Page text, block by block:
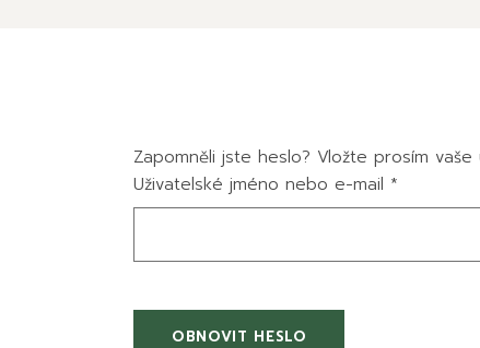
Zapomněli jste heslo? Vložte prosím
Uživatelské jméno nebo e-mail *
OBNOVIT HESLO